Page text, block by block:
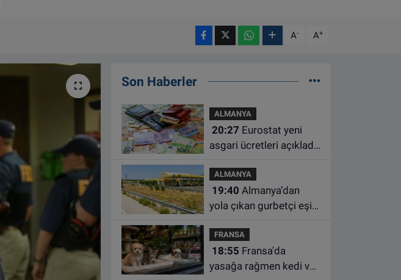
A- A+
Son Haberler
ALMANYA
20:27
asgari ücretleri açıkladı:
sıraya yükseldi
ALMANYA
19:40
yola çıkan gurbetçi eşini
istasyonunda unuttu
FRANSA
18:55
yasağa rağmen kedi ve